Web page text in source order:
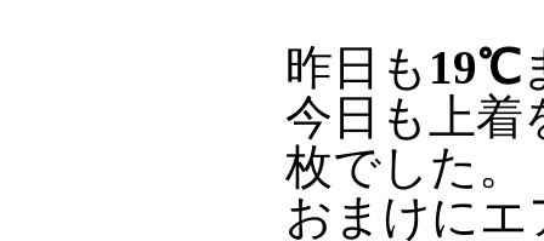
昨日も 19℃
今日も上着
枚でした。
おまけに